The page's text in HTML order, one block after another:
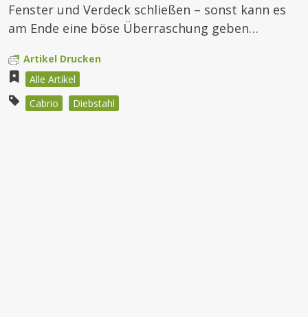
Fenster und Verdeck schließen – sonst kann es
am Ende eine böse Überraschung geben…
Artikel Drucken
Alle Artikel
Cabrio
Diebstahl